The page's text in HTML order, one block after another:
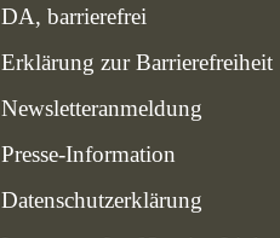
DA, barrierefrei
Erklärung zur Barrierefreiheit
Newsletteranmeldung
Presse-Information
Datenschutzerklärung